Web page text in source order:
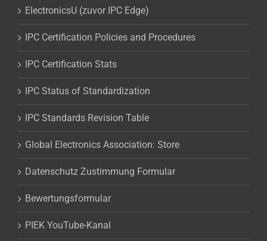
ElectronicsU (zuvor IPC Edge)
IPC Certification Policies and Procedures
IPC Certification Stats
IPC Status of Standardization
IPC Standards Revision Table
Global Electronics Association: Store
Datenschutz Zustimmung Formular
Bewertungsformular
PIEK YouTube-Kanal